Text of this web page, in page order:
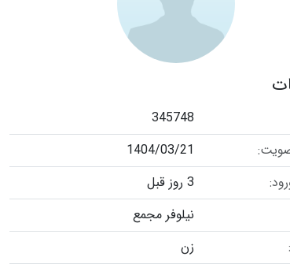
345748
1404/03/21
3 روز قبل
نیلوفر مجمع
زن